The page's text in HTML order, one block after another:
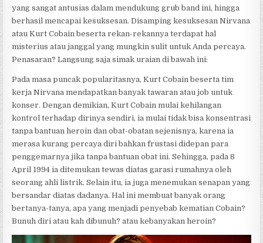
yang sangat antusias dalam mendukung grub band ini, hingga
berhasil mencapai kesuksesan. Disamping kesuksesan Nirvana
atau Kurt Cobain beserta rekan-rekannya terdapat hal
misterius atau janggal yang mungkin sulit untuk Anda percaya.
Penasaran? Langsung saja simak uraian di bawah ini:
Pada masa puncak popularitasnya, Kurt Cobain beserta tim
kerja Nirvana mendapatkan banyak tawaran atau job untuk
konser. Dengan demikian, Kurt Cobain mulai kehilangan
kontrol terhadap dirinya sendiri, ia mulai tidak bisa konsentrasi
tanpa bantuan heroin dan obat-obatan sejenisnya, karena ia
merasa kurang percaya diri bahkan frustasi didepan para
penggemarnya jika tanpa bantuan obat ini. Sehingga, pada 8
April 1994 ia ditemukan tewas diatas garasi rumahnya oleh
seorang ahli listrik. Selain itu, ia juga menemukan senapan yang
bersandar diatas dadanya. Hal ini membuat banyak orang
bertanya-tanya, apa yang menjadi penyebab kematian Cobain?
Bunuh diri atau kah dibunuh? atau kebanyakan heroin?